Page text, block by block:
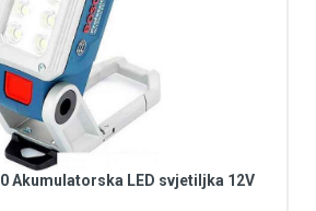
Akumulatorska LED svjetiljka 12V